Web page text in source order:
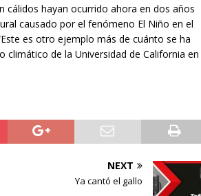
cálidos hayan ocurrido ahora en dos años
causado por el fenómeno El Niño en el
es otro ejemplo más de cuánto se ha
climático de la Universidad de California en
NEXT
Ya cantó el gallo